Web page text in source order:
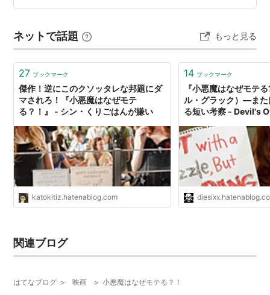
引き受ける。ところが敬虔なクリスチャンであるマリア
う。オリーヴが取った行動は、『緋文字』のヒロイン、
て堂々と振る舞うが。
全米でスマッシュヒットを飛ばし、高評価も得た学園コ
メディ。主演のエマ・ストーンは一躍スターになった。
予告編
がその彼氏と一夜をともにしたと早合点。話を合わせて
校中で噂になっていた。 原題は“Easy A”。 「イージー
A」というのは、成績の“A…
ネットで話題 もっと見る
27 ブックマーク
傑作！逆にこのクソッタレな邦題にダ
マされろ！『小悪魔はなぜモテ
る？！』 - シン・くりごはんが嫌い
katokitiz.hatenablog.com
14 ブックマーク
『小悪魔はなぜモテ
ル・グラック）―また
る短い考察 - Devil's
関連ブログ
はてなブログ > 映画 > 小悪魔はなぜモテる？！